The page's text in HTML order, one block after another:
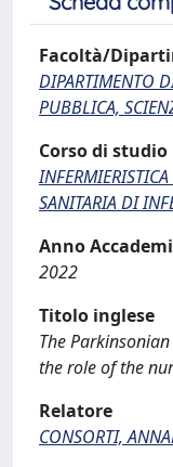
Facoltà/
DIPARTIMENTO
PUBBLICA,
Corso di studio
SANITARIA DI
Anno
2022
Titolo inglese
The
the role of the
Relatore
CONSORTI,